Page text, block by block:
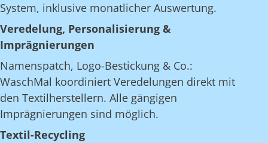
System, inklusive monatlicher Auswertung.
Veredelung, Personalisierung &
Imprägnierungen
Namenspatch, Logo-Bestickung & Co.:
WaschMal koordiniert Veredelungen direkt mit
den Textilherstellern. Alle gängigen
Imprägnierungen sind möglich.
Textil-Recycling